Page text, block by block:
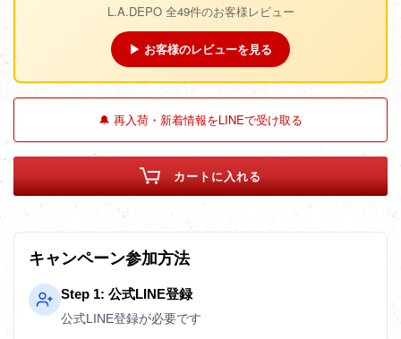
L.A.DEPO 全49件のお客様レビュー
▶ お客様のレビューを見る
🔔 再入荷・新着情報をLINEで受け取る
カートに入れる
キャンペーン参加方法
Step 1: 公式LINE登録
公式LINE登録が必要です